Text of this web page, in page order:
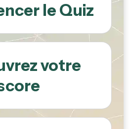
le Quiz
votre